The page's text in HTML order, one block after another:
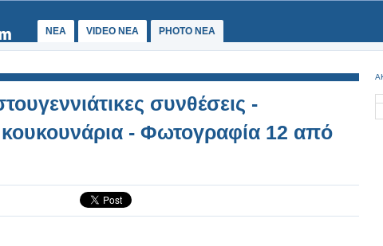
ΝΕΑ VIDEO NEA PHOTO NEA
συνθέσεις -
κουκουνάρια - Φωτογραφία 12 από